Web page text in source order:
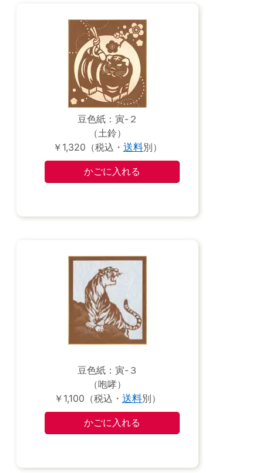
豆色紙：寅-２
（土鈴）
￥1,320（税込・ 送料別）
豆色紙：寅-３
（咆哮）
￥1,100（税込・ 送料別）